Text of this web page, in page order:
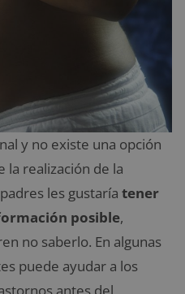
y no existe una opción
la realización de la
les gustaría tener
posible,
no saberlo. En algunas
puede ayudar a los